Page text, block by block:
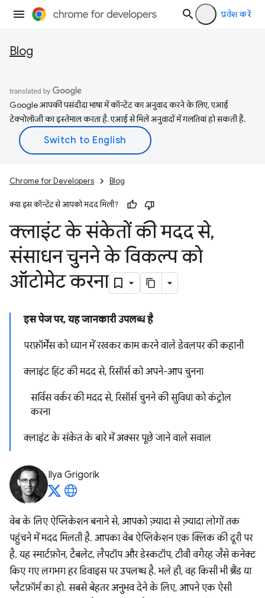
प्रवेश करें
Blog
Google आपकी पसंदीदा भाषा में कॉन्टेंट का अनुवाद करने के लिए, एआई
टेक्नोलॉजी का इस्तेमाल करता है. एआई से मिले अनुवादों में गलतियां हो सकती हैं.
Chrome for Developers Blog
क्या इस कॉन्टेंट से आपको मदद मिली?
क्लाइंट के संकेतों की मदद से,
संसाधन चुनने के विकल्प को
ऑटोमेट करना
इस पेज पर, यह जानकारी उपलब्ध है
परफ़ॉर्मेंस को ध्यान में रखकर काम करने वाले डेवलपर की कहानी
क्लाइंट हिंट की मदद से, रिसॉर्स को अपने-आप चुनना
सर्विस वर्कर की मदद से, रिसॉर्स चुनने की सुविधा को कंट्रोल
करना
क्लाइंट के संकेत के बारे में अक्सर पूछे जाने वाले सवाल
Ilya Grigorik
वेब के लिए ऐप्लिकेशन बनाने से, आपको ज़्यादा से ज़्यादा लोगों तक
पहुंचने में मदद मिलती है. आपका वेब ऐप्लिकेशन एक क्लिक की दूरी पर
है. यह स्मार्टफ़ोन, टैबलेट, लैपटॉप और डेस्कटॉप, टीवी वगैरह जैसे कनेक्ट
किए गए लगभग हर डिवाइस पर उपलब्ध है. भले ही, वह किसी भी ब्रैंड या
प्लैटफ़ॉर्म का हो. सबसे बेहतर अनुभव देने के लिए, आपने एक ऐसी